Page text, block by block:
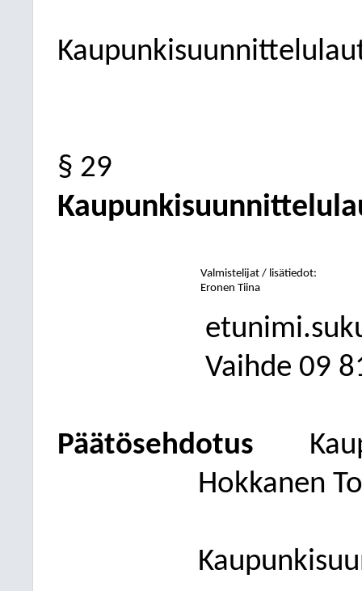
§ 29
Valmistelijat / lisätiedot:
Eronen Tiina
Vaihde 09
Päätösehdotus
Hokkanen